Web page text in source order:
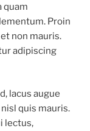
quam
Proin
non mauris.
adipiscing
lacus augue
quis mauris.
lectus,